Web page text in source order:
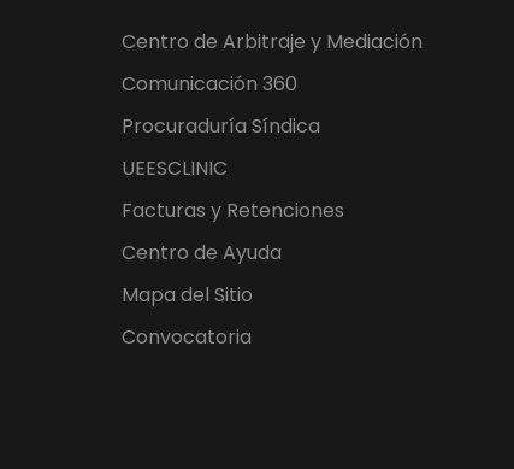
Centro de Arbitraje y Mediación
Comunicación 360
Procuraduría Síndica
UEESCLINIC
Facturas y Retenciones
Centro de Ayuda
Mapa del Sitio
Convocatoria